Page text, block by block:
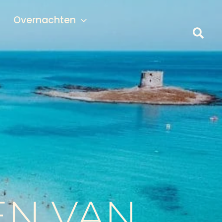
Overnachten